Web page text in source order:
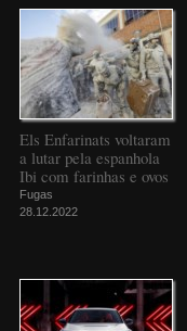
Els Enfarinats voltaram
a lutar pela espanhola
Ibi com farinhas e ovos
Fugas
28.12.2022